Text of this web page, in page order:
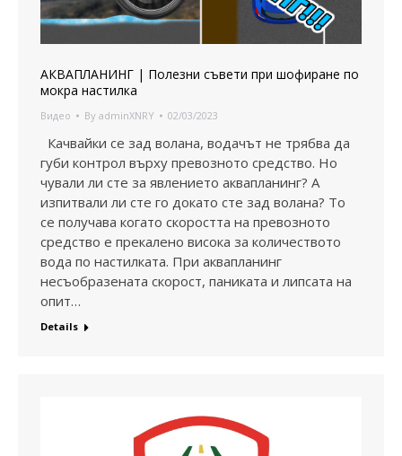
АКВАПЛАНИНГ | Полезни съвети при шофиране по
мокра настилка
Видео By adminXNRY 02/03/2023
Качвайки се зад волана, водачът не трябва да
губи контрол върху превозното средство. Но
чували ли сте за явлението аквапланинг? А
изпитвали ли сте го докато сте зад волана? То
се получава когато скоростта на превозното
средство е прекалено висока за количеството
вода по настилката. При аквапланинг
несъобразената скорост, паниката и липсата на
опит…
Details